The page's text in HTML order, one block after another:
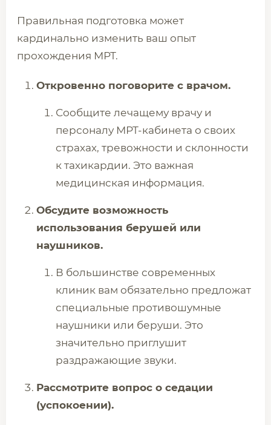
Правильная подготовка может
кардинально изменить ваш опыт
прохождения МРТ.
Откровенно поговорите с врачом.
Сообщите лечащему врачу и
персоналу МРТ-кабинета о своих
страхах, тревожности и склонности
к тахикардии. Это важная
медицинская информация.
Обсудите возможность
использования берушей или
наушников.
В большинстве современных
клиник вам обязательно предложат
специальные противошумные
наушники или беруши. Это
значительно приглушит
раздражающие звуки.
Рассмотрите вопрос о седации
(успокоении).